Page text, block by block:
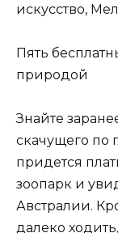
искусство,
Пять
природой
Знайте
скачущего по
придется
зоопарк и
Австралии.
далеко